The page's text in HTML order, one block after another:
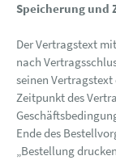
Speicherung und
Der Vertragstext
nach
seinen
Zeitpunkt des
Ende des
„Bestellung